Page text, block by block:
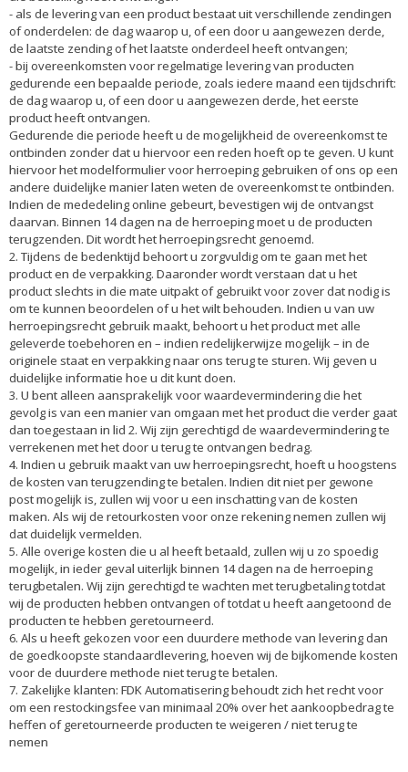
- als de levering van een product bestaat uit verschillende zendingen
of onderdelen: de dag waarop u, of een door u aangewezen derde,
de laatste zending of het laatste onderdeel heeft ontvangen;
- bij overeenkomsten voor regelmatige levering van producten
gedurende een bepaalde periode, zoals iedere maand een tijdschrift:
de dag waarop u, of een door u aangewezen derde, het eerste
product heeft ontvangen.
Gedurende die periode heeft u de mogelijkheid de overeenkomst te
ontbinden zonder dat u hiervoor een reden hoeft op te geven. U kunt
hiervoor het modelformulier voor herroeping gebruiken of ons op een
andere duidelijke manier laten weten de overeenkomst te ontbinden.
Indien de mededeling online gebeurt, bevestigen wij de ontvangst
daarvan. Binnen 14 dagen na de herroeping moet u de producten
terugzenden. Dit wordt het herroepingsrecht genoemd.
2. Tijdens de bedenktijd behoort u zorgvuldig om te gaan met het
product en de verpakking. Daaronder wordt verstaan dat u het
product slechts in die mate uitpakt of gebruikt voor zover dat nodig is
om te kunnen beoordelen of u het wilt behouden. Indien u van uw
herroepingsrecht gebruik maakt, behoort u het product met alle
geleverde toebehoren en – indien redelijkerwijze mogelijk – in de
originele staat en verpakking naar ons terug te sturen. Wij geven u
duidelijke informatie hoe u dit kunt doen.
3. U bent alleen aansprakelijk voor waardevermindering die het
gevolg is van een manier van omgaan met het product die verder gaat
dan toegestaan in lid 2. Wij zijn gerechtigd de waardevermindering te
verrekenen met het door u terug te ontvangen bedrag.
4. Indien u gebruik maakt van uw herroepingsrecht, hoeft u hoogstens
de kosten van terugzending te betalen. Indien dit niet per gewone
post mogelijk is, zullen wij voor u een inschatting van de kosten
maken. Als wij de retourkosten voor onze rekening nemen zullen wij
dat duidelijk vermelden.
5. Alle overige kosten die u al heeft betaald, zullen wij u zo spoedig
mogelijk, in ieder geval uiterlijk binnen 14 dagen na de herroeping
terugbetalen. Wij zijn gerechtigd te wachten met terugbetaling totdat
wij de producten hebben ontvangen of totdat u heeft aangetoond de
producten te hebben geretourneerd.
6. Als u heeft gekozen voor een duurdere methode van levering dan
de goedkoopste standaardlevering, hoeven wij de bijkomende kosten
voor de duurdere methode niet terug te betalen.
7. Zakelijke klanten: FDK Automatisering behoudt zich het recht voor
om een restockingsfee van minimaal 20% over het aankoopbedrag te
heffen of geretourneerde producten te weigeren / niet terug te
nemen